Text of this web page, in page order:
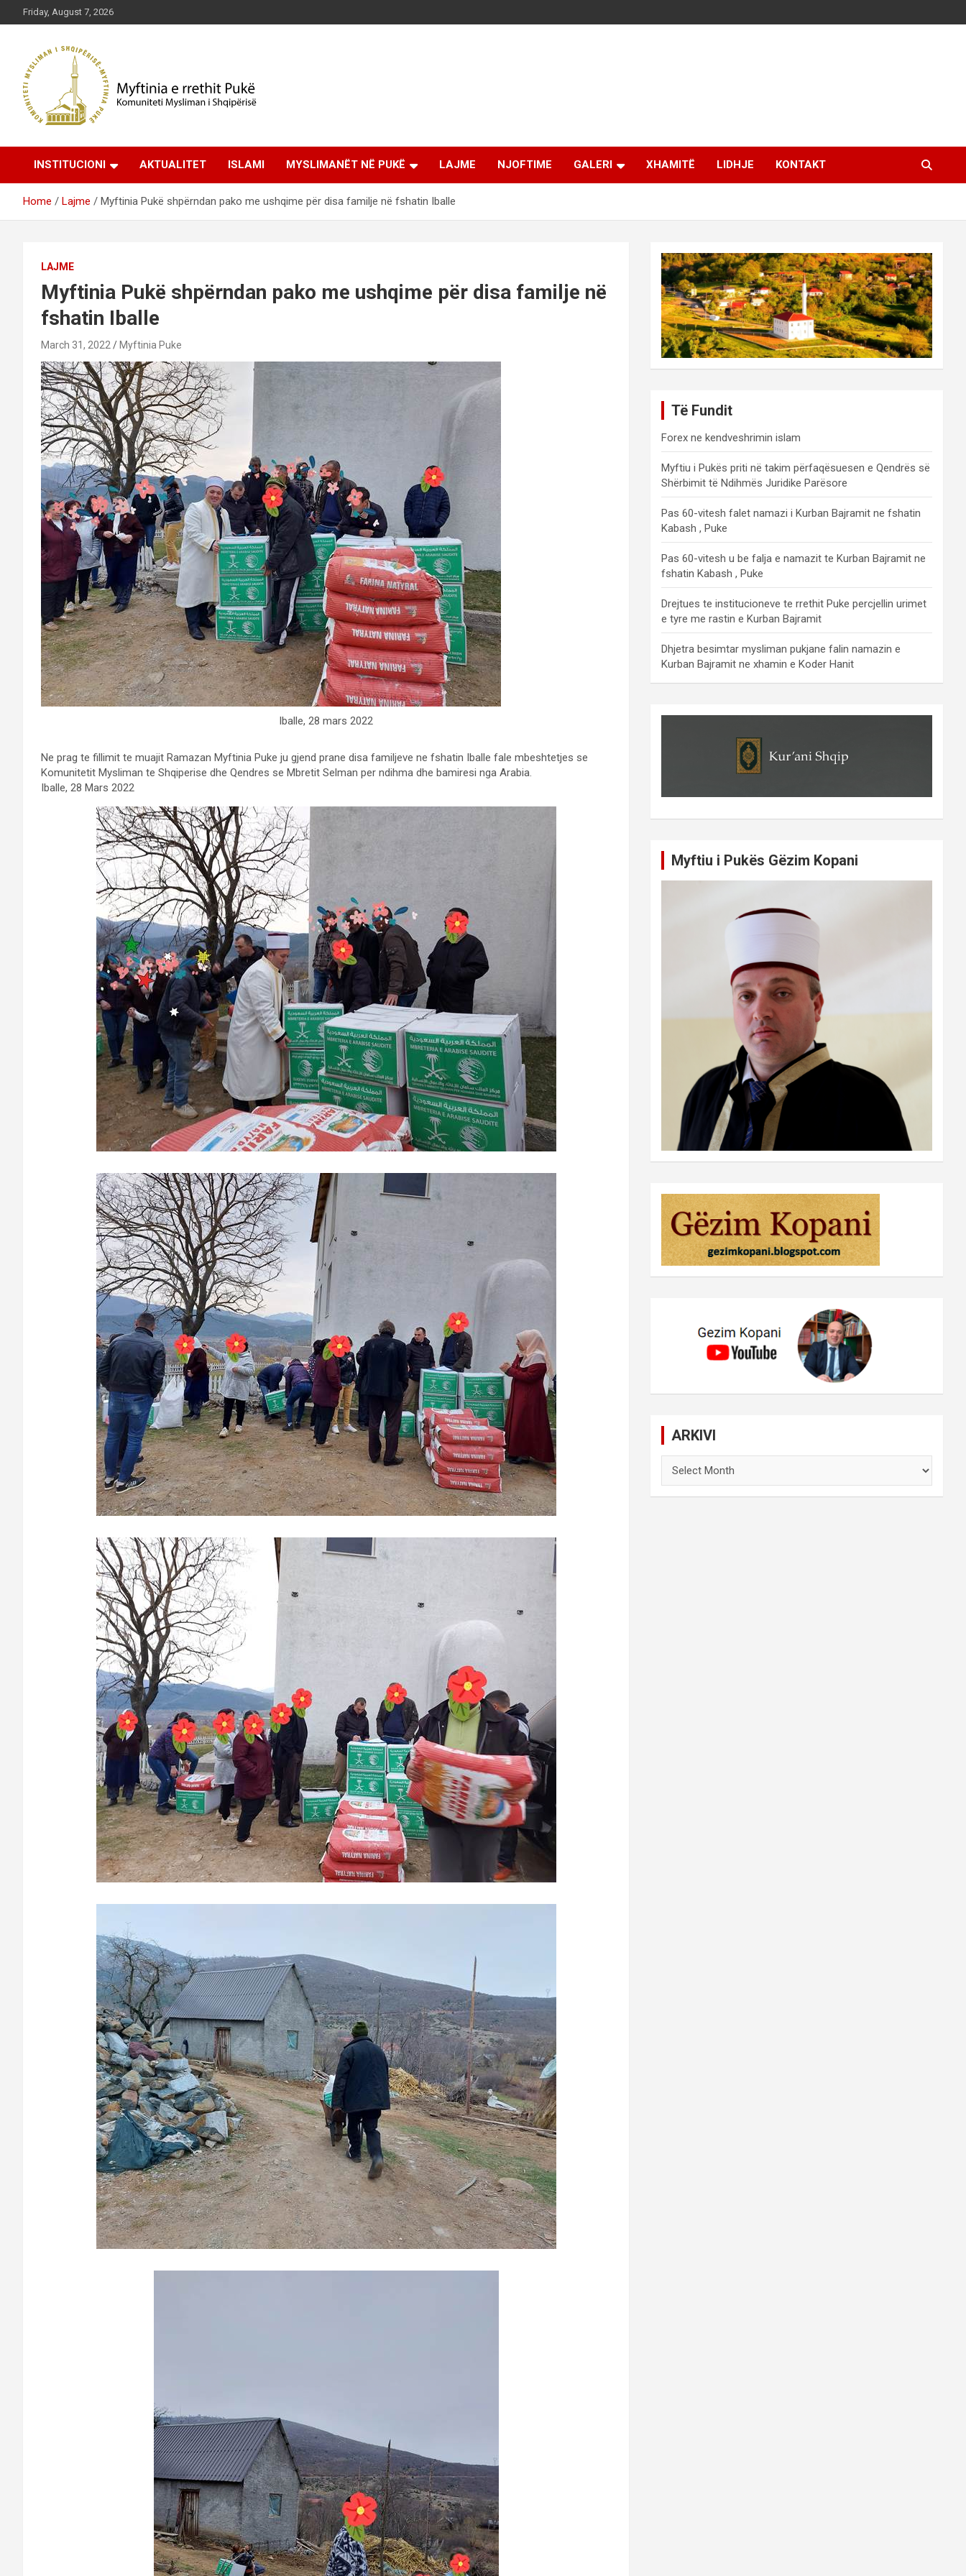
to
Friday, August 7, 2026
Myftinia Pukë | Faqja
Zyrtare
INSTITUCIONI AKTUALITET ISLAMI MYSLIMANËT NË PUKË LAJME NJOFTIME GALERI XHAMITË LIDHJE KONTAKT
Home Lajme Myftinia Pukë shpërndan pako me ushqime për disa familje në fshatin Iballe
LAJME
Myftinia Pukë shpërndan pako me ushqime për disa familje në
fshatin Iballe
March 31, 2022 Myftinia Puke
Iballe, 28 mars 2022
Ne prag te fillimit te muajit Ramazan Myftinia Puke ju gjend prane disa familjeve ne fshatin Iballe fale mbeshtetjes se
Komunitetit Mysliman te Shqiperise dhe Qendres se Mbretit Selman per ndihma dhe bamiresi nga Arabia.
Iballe, 28 Mars 2022
Të Fundit
Forex ne kendveshrimin islam
Myftiu i Pukës priti në takim përfaqësuesen e Qendrës së
Shërbimit të Ndihmës Juridike Parësore
Pas 60-vitesh falet namazi i Kurban Bajramit ne fshatin
Kabash , Puke
Pas 60-vitesh u be falja e namazit te Kurban Bajramit ne
fshatin Kabash , Puke
Drejtues te institucioneve te rrethit Puke percjellin urimet
e tyre me rastin e Kurban Bajramit
Dhjetra besimtar mysliman pukjane falin namazin e
Kurban Bajramit ne xhamin e Koder Hanit
Myftiu i Pukës Gëzim Kopani
ARKIVI